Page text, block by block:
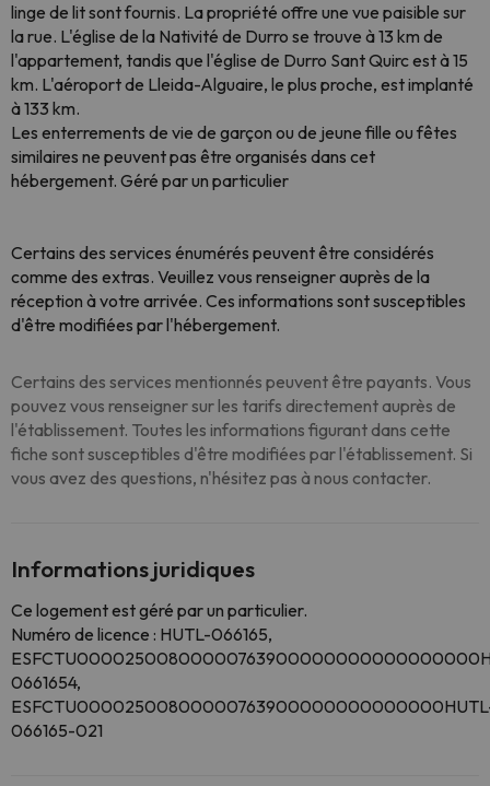
linge de lit sont fournis. La propriété offre une vue paisible sur
la rue. L'église de la Nativité de Durro se trouve à 13 km de
l'appartement, tandis que l'église de Durro Sant Quirc est à 15
km. L'aéroport de Lleida-Alguaire, le plus proche, est implanté
à 133 km.
Les enterrements de vie de garçon ou de jeune fille ou fêtes
similaires ne peuvent pas être organisés dans cet
hébergement. Géré par un particulier
Certains des services énumérés peuvent être considérés
comme des extras. Veuillez vous renseigner auprès de la
réception à votre arrivée. Ces informations sont susceptibles
d'être modifiées par l'hébergement.
Certains des services mentionnés peuvent être payants. Vous
pouvez vous renseigner sur les tarifs directement auprès de
l'établissement. Toutes les informations figurant dans cette
fiche sont susceptibles d'être modifiées par l'établissement. Si
vous avez des questions, n'hésitez pas à nous contacter.
Informations juridiques
Ce logement est géré par un particulier.
Numéro de licence : HUTL-066165,
0661654,
066165-021